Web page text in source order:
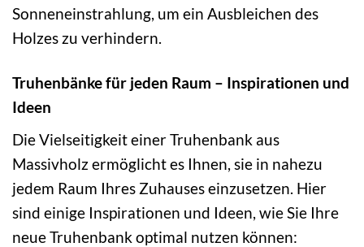
Sonneneinstrahlung, um ein Ausbleichen des
Holzes zu verhindern.
Truhenbänke für jeden Raum – Inspirationen und
Ideen
Die Vielseitigkeit einer Truhenbank aus
Massivholz ermöglicht es Ihnen, sie in nahezu
jedem Raum Ihres Zuhauses einzusetzen. Hier
sind einige Inspirationen und Ideen, wie Sie Ihre
neue Truhenbank optimal nutzen können: